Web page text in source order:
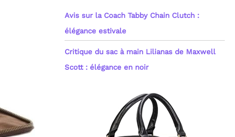
Avis sur la Coach Tabby Chain Clutch :
élégance estivale
Critique du sac à main Lilianas de Maxwell
Scott : élégance en noir